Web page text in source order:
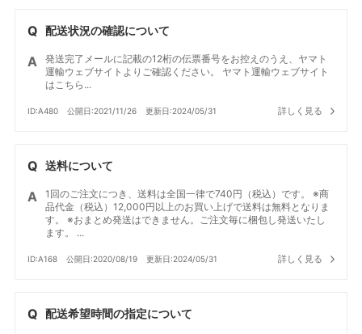
配送状況の確認について
発送完了メールに記載の12桁の伝票番号をお控えのうえ、ヤマト
運輸ウェブサイトよりご確認ください。 ヤマト運輸ウェブサイト
はこちら...
ID:A480 公開日:2021/11/26 更新日:2024/05/31 詳しく見る
送料について
1回のご注文につき、送料は全国一律で740円（税込）です。 ※商
品代金（税込）12,000円以上のお買い上げで送料は無料となりま
す。 ※おまとめ発送はできません。ご注文毎に梱包し発送いたし
ます。 ...
ID:A168 公開日:2020/08/19 更新日:2024/05/31 詳しく見る
配送希望時間の指定について